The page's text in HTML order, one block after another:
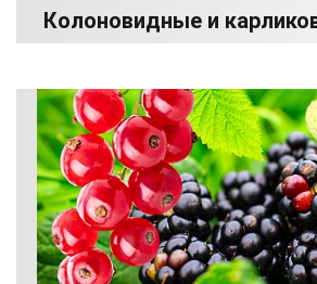
Колоновидные и